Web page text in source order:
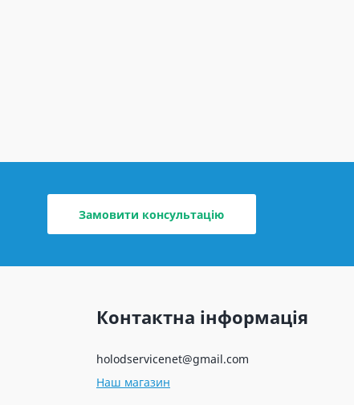
Замовити консультацію
Контактна інформація
holodservicenet@gmail.com
Наш магазин